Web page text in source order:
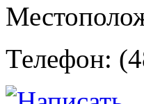
Телефон: